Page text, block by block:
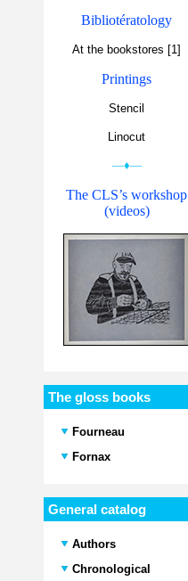
Bibliotératology
At the bookstores [1]
Printings
Stencil
Linocut
—♦—
The CLS’s workshop
(videos)
The gloss books
Fourneau
Fornax
General catalog
Authors
Chronological